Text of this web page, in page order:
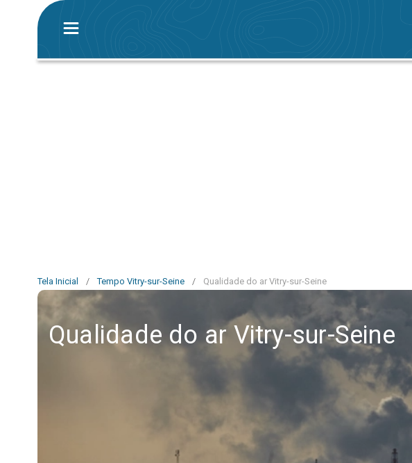
Tela Inicial / Tempo Vitry-sur-Seine / Qualidade do ar Vitry-sur-Seine
Qualidade do ar Vitry-sur-Seine